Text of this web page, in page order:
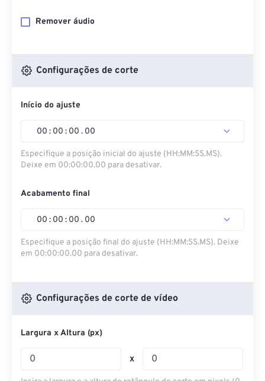
Remover áudio
Configurações de corte
Início do ajuste
00 : 00 : 00 . 00
Especifique a posição inicial do ajuste (HH:MM:SS.MS).
Deixe em 00:00:00.00 para desativar.
Acabamento final
00 : 00 : 00 . 00
Especifique a posição final do ajuste (HH:MM:SS.MS). Deixe
em 00:00:00.00 para desativar.
Configurações de corte de vídeo
Largura x Altura (px)
x